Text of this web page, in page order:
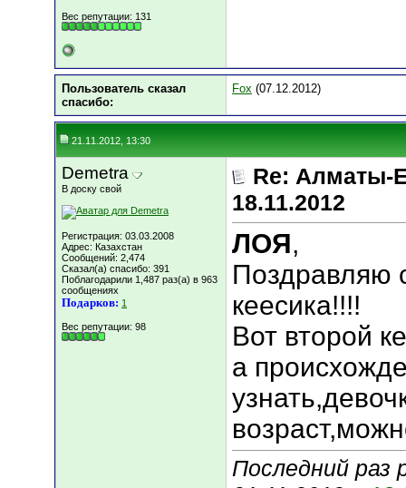
Вес репутации: 131
Пользователь сказал
cпасибо:
Fox (07.12.2012)
21.11.2012, 13:30
Demetra
В доску свой
Регистрация: 03.03.2008
Адрес: Казахстан
Сообщений: 2,474
Сказал(а) спасибо: 391
Поблагодарили 1,487 раз(а) в 963
сообщениях
Подарков: 1
Вес репутации: 98
Re: Алматы-
18.11.2012
ЛОЯ,
Поздравляю
кеесика!!!!
Вот второй
а
Последний раз